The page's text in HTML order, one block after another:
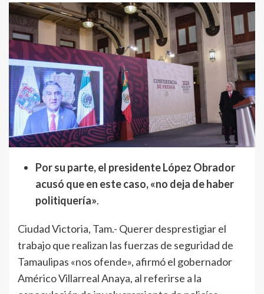
Por su parte, el presidente López Obrador
acusó que en este caso, «no deja de haber
politiquería».
Ciudad Victoria, Tam.- Querer desprestigiar el
trabajo que realizan las fuerzas de seguridad de
Tamaulipas «nos ofende», afirmó el gobernador
Américo Villarreal Anaya, al referirse a la